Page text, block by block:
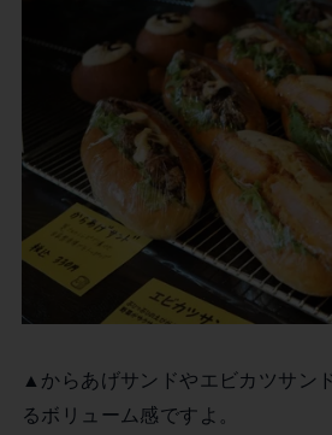
▲からあげサンドやエビカツサン
るボリューム感ですよ。